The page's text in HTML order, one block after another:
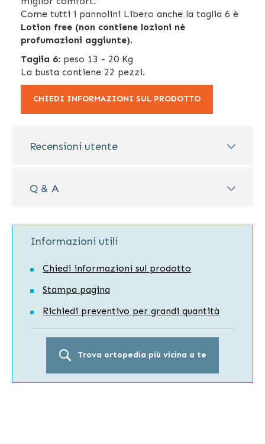
Come tutti i pannolini Libero anche la taglia 6 è
Lotion free (non contiene lozioni nè
profumazioni aggiunte).
Taglia 6: peso 13 - 20 Kg
La busta contiene 22 pezzi.
CHIEDI INFORMAZIONI SUL PRODOTTO
Recensioni utente
Q & A
Informazioni utili
Chiedi informazioni sul prodotto
Stampa pagina
Richiedi preventivo per grandi quantità
Trova ortopedia più vicina a te